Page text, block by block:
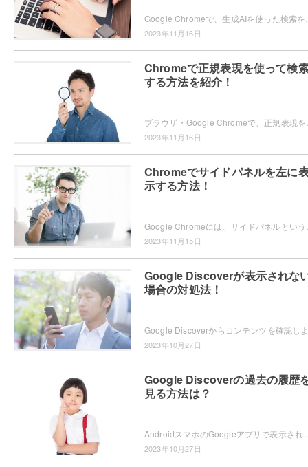
2023年11月16日
Chromeで正規表現を使って検
する方法を紹介！
2023年11月16日
Chromeでサイドパネルを左に
示する方法！
2023年11月15日
Google Discoverが表示されな
場合の対処法！
2023年10月27日
Google Discoverの過去の履歴
見る方法は？
2023年10月27日